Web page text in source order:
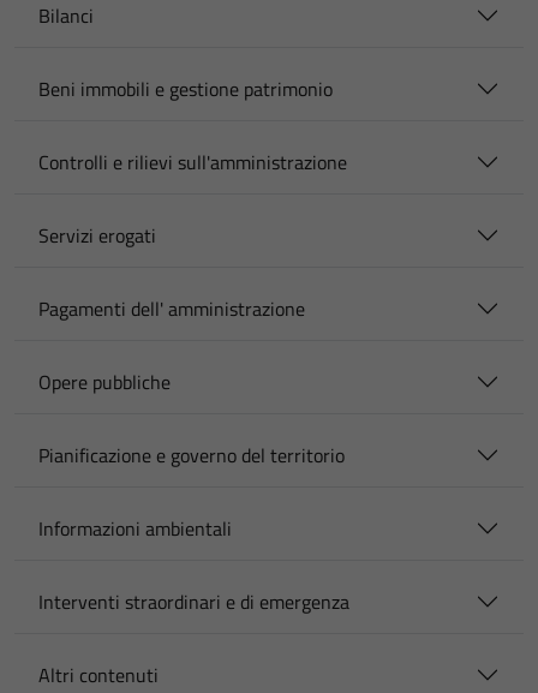
Bilanci
Beni immobili e gestione patrimonio
Controlli e rilievi sull'amministrazione
Servizi erogati
Pagamenti dell' amministrazione
Opere pubbliche
Pianificazione e governo del territorio
Informazioni ambientali
Interventi straordinari e di emergenza
Altri contenuti